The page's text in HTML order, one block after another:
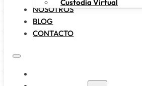
Custodia Virtual
NOSOTROS
BLOG
CONTACTO